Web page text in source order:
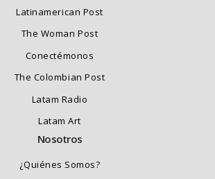
Latinamerican Post
The Woman Post
Conectémonos
The Colombian Post
Latam Radio
Latam Art
Nosotros
¿Quiénes Somos?